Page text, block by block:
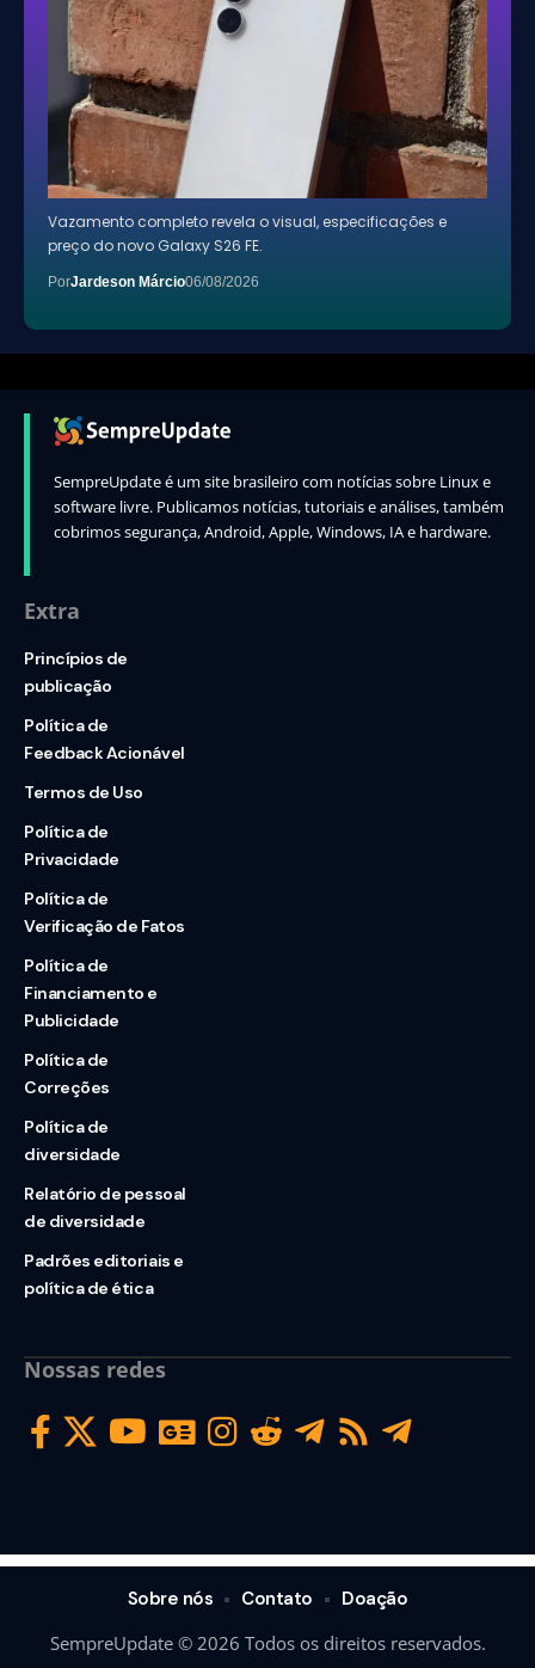
Vazamento completo revela o visual, especificações e
preço do novo Galaxy S26 FE.
PorJardeson Márcio06/08/2026
SempreUpdate é um site brasileiro com notícias sobre Linux e
software livre. Publicamos notícias, tutoriais e análises, também
cobrimos segurança, Android, Apple, Windows, IA e hardware.
Extra
Princípios de
publicação
Política de
Feedback Acionável
Termos de Uso
Política de
Privacidade
Política de
Verificação de Fatos
Política de
Financiamento e
Publicidade
Política de
Correções
Política de
diversidade
Relatório de pessoal
de diversidade
Padrões editoriais e
política de ética
Nossas redes
SempreUpdate © 2026 Todos os direitos reservados.
Sobre nós Contato Doação